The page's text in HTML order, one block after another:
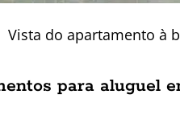
Vista do apartamento à
para aluguel